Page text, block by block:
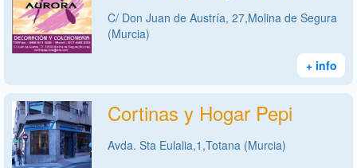
C/ Don Juan de Austría, 27,Molina de Segura
(Murcia)
+ info
Cortinas y Hogar Pepi
Avda. Sta Eulalia,1,Totana (Murcia)